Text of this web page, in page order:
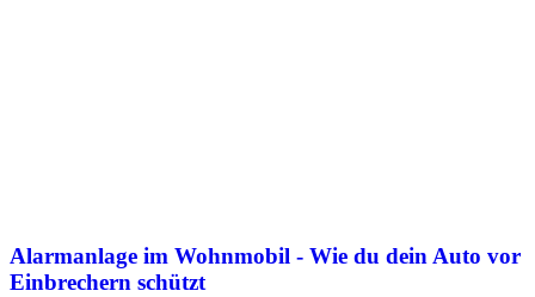
Alarmanlage im Wohnmobil - Wie du dein Auto vor
Einbrechern schützt